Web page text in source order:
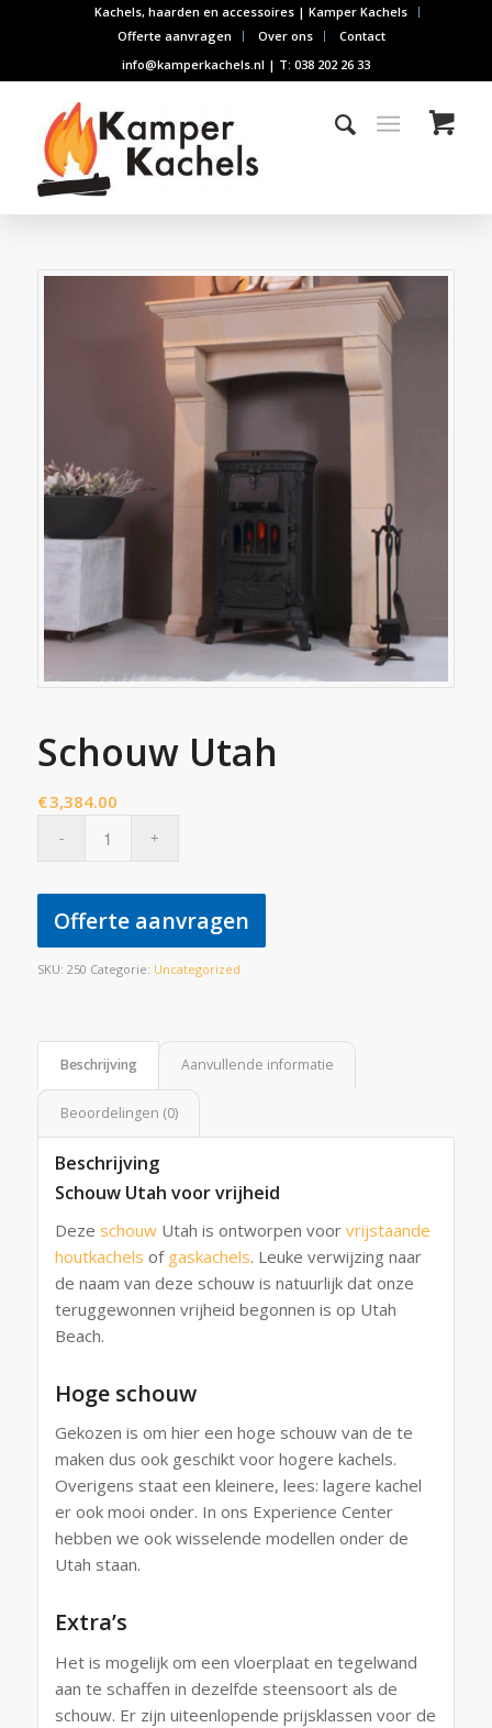
Kachels, haarden en accessoires | Kamper Kachels
Offerte aanvragen
Over ons
Contact
info@kamperkachels.nl | T: 038 202 26 33
Schouw Utah
€3,384.00
Offerte aanvragen
SKU: 250 Categorie: Uncategorized
Beschrijving Aanvullende informatie
Beoordelingen (0)
Beschrijving
Schouw Utah voor vrijheid
Deze schouwUtah is ontworpen voor vrijstaande
houtkachels of gaskachels. Leuke verwijzing naar
de naam van deze schouw is natuurlijk dat onze
teruggewonnen vrijheid begonnen is op Utah
Beach.
Hoge schouw
Gekozen is om hier een hoge schouw van de te
maken dus ook geschikt voor hogere kachels.
Overigens staat een kleinere, lees: lagere kachel
er ook mooi onder. In ons Experience Center
hebben we ook wisselende modellen onder de
Utah staan.
Extra’s
Het is mogelijk om een vloerplaat en tegelwand
aan te schaffen in dezelfde steensoort als de
schouw. Er zijn uiteenlopende prijsklassen voor de